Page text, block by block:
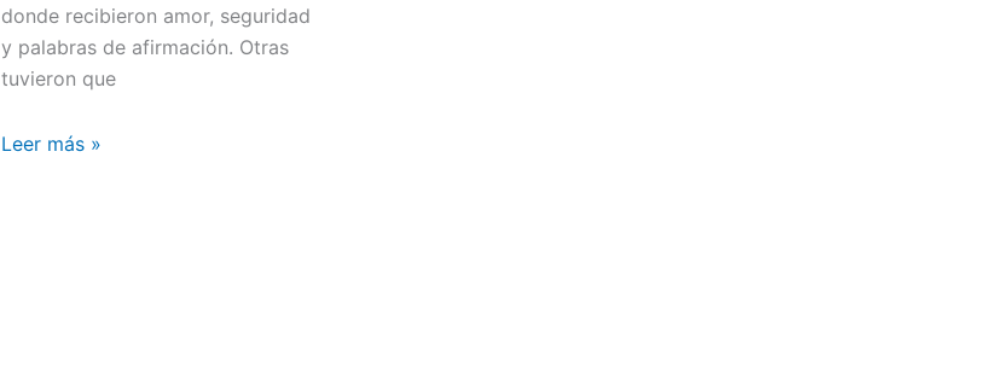
donde recibieron amor, seguridad
y palabras de afirmación. Otras
tuvieron que
Leer más »